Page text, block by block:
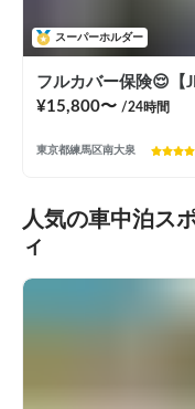
スーパーホルダー
¥15,800〜 /24時間
東京都練馬区南大泉
人気の車中泊ス
ィ